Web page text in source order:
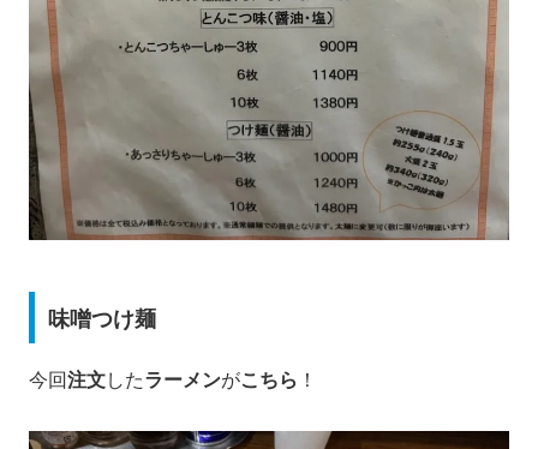
味噌つけ麺
今回注文したラーメンがこちら ！